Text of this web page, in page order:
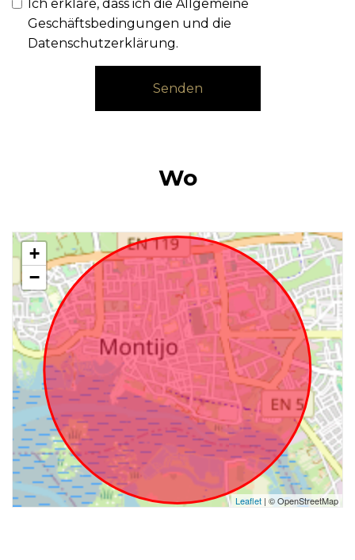
Ich erkläre, dass ich die Allgemeine
Geschäftsbedingungen und die
Datenschutzerklärung.
Senden
Wo
+
−
Leaflet | © OpenStreetMap